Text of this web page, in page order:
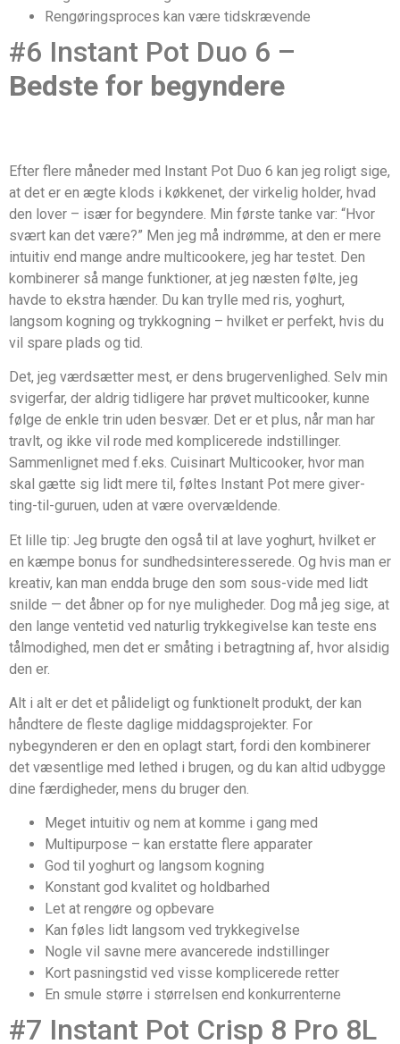
Rengøringsproces kan være tidskrævende
#6 Instant Pot Duo 6 –
Bedste for begyndere
Efter flere måneder med Instant Pot Duo 6 kan jeg roligt sige,
at det er en ægte klods i køkkenet, der virkelig holder, hvad
den lover – især for begyndere. Min første tanke var: “Hvor
svært kan det være?” Men jeg må indrømme, at den er mere
intuitiv end mange andre multicookere, jeg har testet. Den
kombinerer så mange funktioner, at jeg næsten følte, jeg
havde to ekstra hænder. Du kan trylle med ris, yoghurt,
langsom kogning og trykkogning – hvilket er perfekt, hvis du
vil spare plads og tid.
Det, jeg værdsætter mest, er dens brugervenlighed. Selv min
svigerfar, der aldrig tidligere har prøvet multicooker, kunne
følge de enkle trin uden besvær. Det er et plus, når man har
travlt, og ikke vil rode med komplicerede indstillinger.
Sammenlignet med f.eks. Cuisinart Multicooker, hvor man
skal gætte sig lidt mere til, føltes Instant Pot mere giver-
ting-til-guruen, uden at være overvældende.
Et lille tip: Jeg brugte den også til at lave yoghurt, hvilket er
en kæmpe bonus for sundhedsinteresserede. Og hvis man er
kreativ, kan man endda bruge den som sous-vide med lidt
snilde — det åbner op for nye muligheder. Dog må jeg sige, at
den lange ventetid ved naturlig trykkegivelse kan teste ens
tålmodighed, men det er småting i betragtning af, hvor alsidig
den er.
Alt i alt er det et pålideligt og funktionelt produkt, der kan
håndtere de fleste daglige middagsprojekter. For
nybegynderen er den en oplagt start, fordi den kombinerer
det væsentlige med lethed i brugen, og du kan altid udbygge
dine færdigheder, mens du bruger den.
Meget intuitiv og nem at komme i gang med
Multipurpose – kan erstatte flere apparater
God til yoghurt og langsom kogning
Konstant god kvalitet og holdbarhed
Let at rengøre og opbevare
Kan føles lidt langsom ved trykkegivelse
Nogle vil savne mere avancerede indstillinger
Kort pasningstid ved visse komplicerede retter
En smule større i størrelsen end konkurrenterne
#7 Instant Pot Crisp 8 Pro 8L